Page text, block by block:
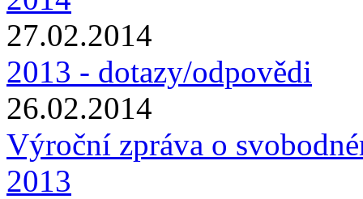
27.02.2014
2013 - dotazy/odpovědi
26.02.2014
Výroční zpráva o
2013